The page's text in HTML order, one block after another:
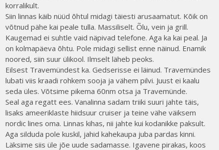
korralikult.
Siin linnas käib nüüd õhtul midagi täiesti arusaamatut. Kõik on
võtnud pähe kai peale tulla. Massiliselt. Õlu, vein ja grill.
Kaugemad ei suhtle vaid näpivad telefone. Aga ka kai peal. Ja
on kolmapäeva õhtu. Pole midagi sellist enne näinud. Enamik
noored, siin suur ülikool. Ilmselt läheb peoks.
Eilsest Travemündest ka. Gedserisse ei läinud. Travemündes
lubati viis kraadi rohkem sooja ja vähem pilvi. Juust ei kaalu
seda üles. Võtsime pikema 60nm otsa ja Travemünde.
Seal aga regatt ees. Vanalinna sadam triiki suuri jahte täis,
lisaks ameeriklaste hiidsuur cruiser ja teine vähe väiksem
nordic lines oma. Linnas kihas, nii jahte kui kodanikke paksult.
Aga silduda pole kuskil, jahid kahekaupa juba pardas kinni.
Läksime siis üle jõe uude sadamasse. Igavene pirakas, koos